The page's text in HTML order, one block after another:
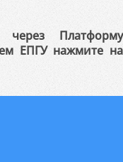
Платформу
ЕПГУ нажмите на